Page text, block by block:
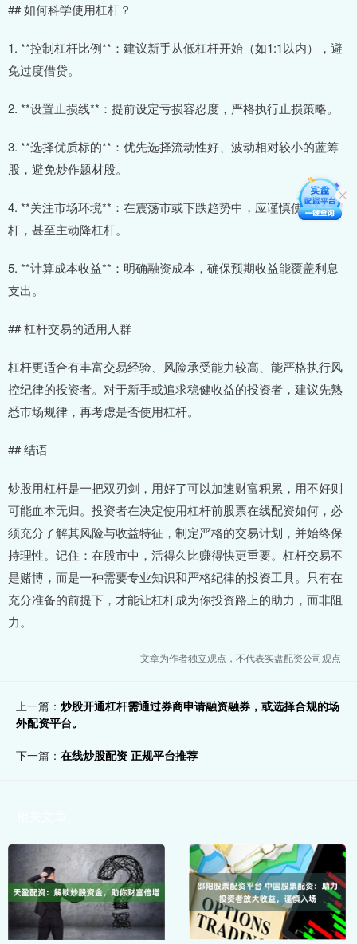
## 如何科学使用杠杆？
1. **控制杠杆比例**：建议新手从低杠杆开始（如1:1以内），避
免过度借贷。
2. **设置止损线**：提前设定亏损容忍度，严格执行止损策略。
3. **选择优质标的**：优先选择流动性好、波动相对较小的蓝筹
股，避免炒作题材股。
4. **关注市场环境**：在震荡市或下跌趋势中，应谨慎使用杠
杆，甚至主动降杠杆。
5. **计算成本收益**：明确融资成本，确保预期收益能覆盖利息
支出。
## 杠杆交易的适用人群
杠杆更适合有丰富交易经验、风险承受能力较高、能严格执行风
控纪律的投资者。对于新手或追求稳健收益的投资者，建议先熟
悉市场规律，再考虑是否使用杠杆。
## 结语
炒股用杠杆是一把双刃剑，用好了可以加速财富积累，用不好则
可能血本无归。投资者在决定使用杠杆前股票在线配资如何，必
须充分了解其风险与收益特征，制定严格的交易计划，并始终保
持理性。记住：在股市中，活得久比赚得快更重要。杠杆交易不
是赌博，而是一种需要专业知识和严格纪律的投资工具。只有在
充分准备的前提下，才能让杠杆成为你投资路上的助力，而非阻
力。
文章为作者独立观点，不代表实盘配资公司观点
上一篇： 炒股开通杠杆需通过券商申请融资融券，或选择合规的场
外配资平台。
下一篇： 在线炒股配资 正规平台推荐